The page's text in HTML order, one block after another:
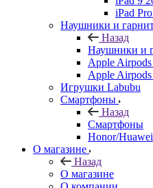
iPad
Наушники и
Назад
Наушники и
Apple
Apple
Игрушки Labubu
Смартфоны
Назад
Смартфоны
Honor/Huawei
О магазине
Назад
О магазине